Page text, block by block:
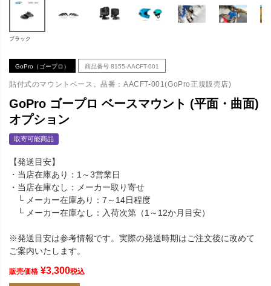
ブラック
GoPro（ゴープロ） 商品番号 8155-AACFT-001
貼付式のマウントベース。品番：AACFT-001(GoPro正規販売店)
GoPro ゴープロ ベースマウント (平面・曲面)
オプション
取寄可能商品
【発送目安】
・当店在庫あり：1～3営業日
・当店在庫なし：メーカー取り寄せ
└ メーカー在庫あり：7～14日程度
└ メーカー在庫なし：入荷次第（1～12か月目安）
※発送目安は参考情報です。実際の発送時期はご注文後に改めて
ご案内いたします。
販売価格 ¥3,300税込